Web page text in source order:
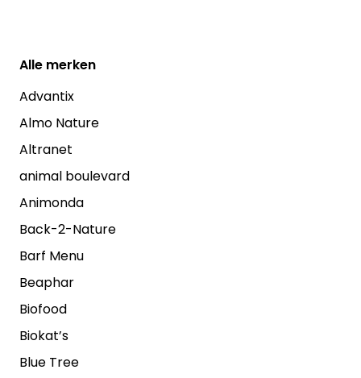
Alle merken
Advantix
Almo Nature
Altranet
animal boulevard
Animonda
Back-2-Nature
Barf Menu
Beaphar
Biofood
Biokat’s
Blue Tree